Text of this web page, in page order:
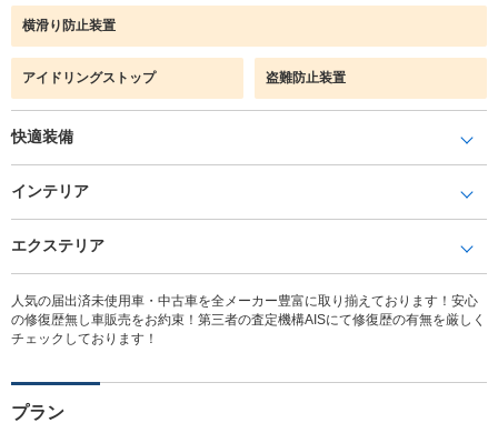
横滑り防止装置
アイドリングストップ 盗難防止装置
快適装備
インテリア
エクステリア
人気の届出済未使用車・中古車を全メーカー豊富に取り揃えております！安心
の修復歴無し車販売をお約束！第三者の査定機構AISにて修復歴の有無を厳しく
チェックしております！
プラン